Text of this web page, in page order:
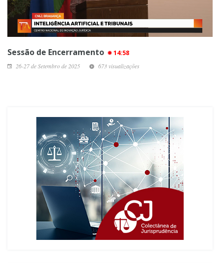
Sessão de Encerramento 14:58
26-27 de Setembro de 2025 673 visualizações